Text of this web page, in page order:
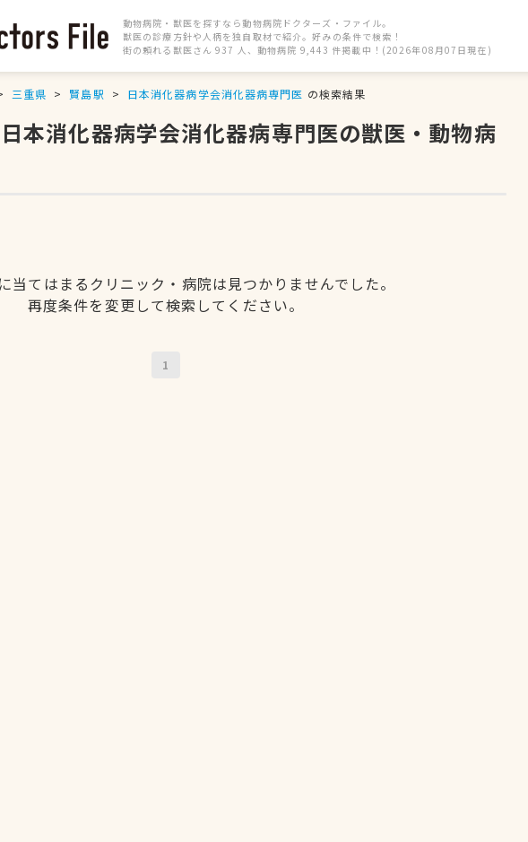
動物病院・獣医を探すなら動物病院ドクターズ・ファイル。
獣医の診療方針や人柄を独自取材で紹介。好みの条件で検索！
街の頼れる獣医さん 937 人、動物病院 9,443 件掲載中！(2026年08月07日現在)
三重県 賢島駅 日本消化器病学会消化器病専門医 の検索結果
本消化器病学会消化器病専門医の獣医・動物病
当てはまるクリニック・病院は見つかりませんでした。
再度条件を変更して検索してください。
1